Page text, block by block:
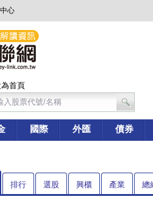
心
首頁
國際 外匯 債券
排行 選股 興櫃 產業 總